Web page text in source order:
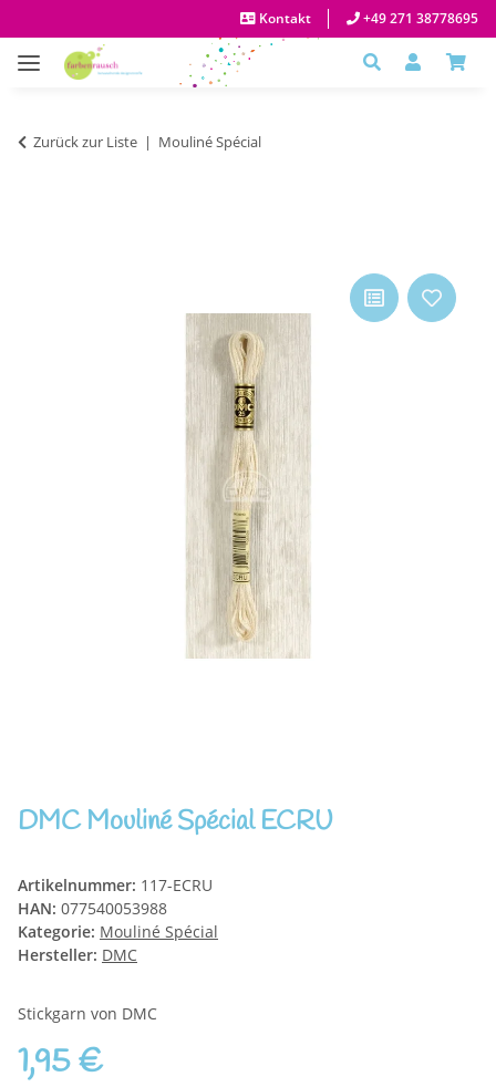
Kontakt +49 271 38778695
Zurück zur Liste Mouliné Spécial
DMC Mouliné Spécial ECRU
Artikelnummer: 117-ECRU
HAN: 077540053988
Kategorie: Mouliné Spécial
Hersteller: DMC
Stickgarn von DMC
1,95 €